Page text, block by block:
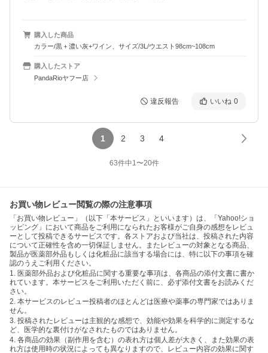
購入した商品
カラー/黒＋濃い灰+ワイン、サイズ/3L/ウエスト98cm~108cm
購入したストア
PandaRioヤフー店
違反報告 いいね 0
1 2 3 4
63件中1〜20件
お買い物レビュー閲覧の際の注意事項
「お買い物レビュー」（以下「本サービス」といいます）は、「Yahoo!ショ
ッピング」において商品をご利用になられたお客様がご自身の感想をレビュ
ーとして投稿できるサービスです。各ストアおよび当社は、投稿された内容
について正確性を含め一切保証しません。またレビューの対象となる商品、
製品が医薬部外品もしくは化粧品に該当する場合には、特に以下の事項を確
認のうえご利用ください。
1. 医薬部外品および化粧品に関する重要な事項は、各商品の添付文書に書か
れています。本サービスをご利用いただく前に、必ず添付文書をお読みくだ
さい。
2. 本サービスのレビュー投稿者のほとんどは医療や薬事の専門家ではありま
せん。
3. 投稿されたレビューは主観的な感想で、効能や効果を科学的に測定するな
ど、医学的な裏付けがなされたものではありません。
4. 各商品の効果（副作用を含む）の表れ方は個人差が大きく、また効果の表
れ方は使用時の状況によっても異なりますので、レビュー内容の効果に関す